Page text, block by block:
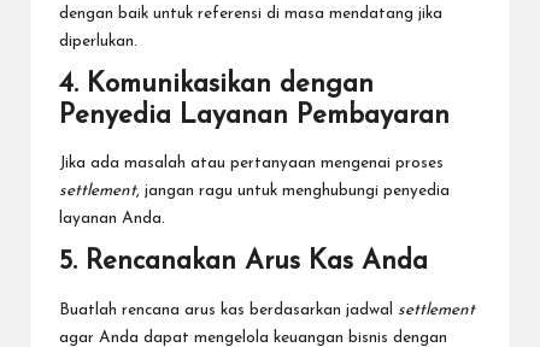
dengan baik untuk referensi di masa mendatang jika
diperlukan.
4. Komunikasikan dengan
Penyedia Layanan Pembayaran
Jika ada masalah atau pertanyaan mengenai proses
settlement, jangan ragu untuk menghubungi penyedia
layanan Anda.
5. Rencanakan Arus Kas Anda
Buatlah rencana arus kas berdasarkan jadwal settlement
agar Anda dapat mengelola keuangan bisnis dengan